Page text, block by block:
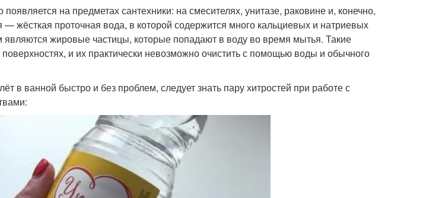
на предметах сантехники: на смесителях, унитазе, раковине и, конечно,
— жёсткая проточная вода, в которой содержится много кальциевых и натриевых
жировые частицы, которые попадают в воду во время мытья. Такие
и их практически невозможно очистить с помощью воды и обычного
в ванной быстро и без проблем, следует знать пару хитростей при работе с